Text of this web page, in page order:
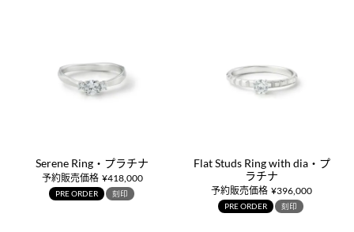
Serene Ring・プラチナ
予約販売価格 ¥418,000
PRE ORDER 刻印
Flat Studs Ring with dia・プ
ラチナ
予約販売価格 ¥396,000
PRE ORDER 刻印